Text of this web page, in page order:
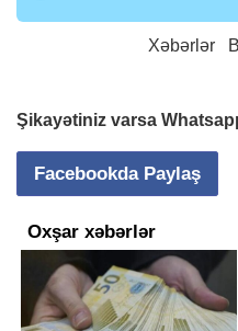
Xəbərlər
Şikayətiniz varsa
Facebookda Paylaş
Oxşar xəbərlər